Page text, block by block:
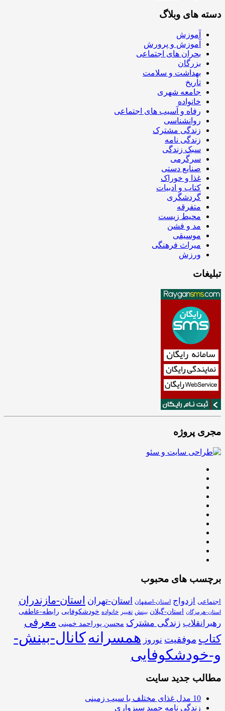
دسته های وبلاگ
آموزش
آموزش و پرورش
بحران های اجتماعی
بزرگان
بهداشت و سلامت
تاریخ
جامعه شهری
خانواده
رفاه و آسیب های اجتماعی
روانشناسی
زندگی مشترک
زندگی نامه
سبک زندگی
سرگرمی
صنایع دستی
غذا و خوراک
کتاب و ادبیات
گردشگری
متفرقه
محیط زیست
مد و فشن
موسیقی
میراث فرهنگی
ورزش
تبلیغات
مجری پروژه
برچسب های محبوب
اجتماعی ازدواج استان-اصفهان استان-تهران استان-مازندران
استان-هرمزگان استان-گیلان بینش تغییر خانواده خودشکوفایی رابطه-عاطفی
رهبرانقلاب زندگی مشترک محسن پوراحمد خمینی معرفی
کتاب موفقیت نوروز همسرانهکانال-بینش-
و-خودشکوفایی
مطالب جدید سایت
10 مدل غذای مختلف با سیب زمینی
زندگی نامه حمید سبزواری